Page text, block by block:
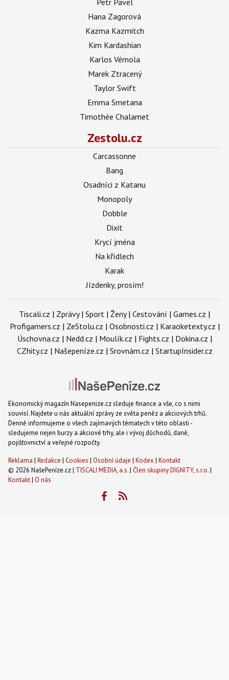
Hana Zagorová
Kazma Kazmitch
Kim Kardashian
Karlos Vémola
Marek Ztracený
Taylor Swift
Emma Smetana
Timothée Chalamet
Zestolu.cz
Carcassonne
Bang
Osadníci z Katanu
Monopoly
Dobble
Dixit
Krycí jména
Na křídlech
Karak
Jízdenky, prosím!
Tiscali.cz | Zprávy| Sport | Ženy| Cestování | Games.cz |
Profigamers.cz | ZeStolu.cz | Osobnosti.cz | Karaoketexty.cz |
Úschovna.cz | Nedd.cz | Moulík.cz | Fights.cz | Dokina.cz |
CZhity.cz | Našepeníze.cz | Srovnám.cz | StartupInsider.cz
Ekonomický magazín Nasepenize.cz sleduje finance a vše, co s nimi
souvisí. Najdete u nás aktuální zprávy ze světa peněz a akciových trhů.
Denně informujeme o všech zajímavých tématech v této oblasti -
sledujeme nejen burzy a akciové trhy, ale i vývoj důchodů, daně,
pojišťovnictví a veřejné rozpočty.
Reklama | Redakce | Cookies | Osobní údaje | Kodex | Kontakt
© 2026 NašePeníze.cz | TISCALI MEDIA, a.s.| Člen skupiny DIGNITY, s.r.o.|
Kontakt| O nás